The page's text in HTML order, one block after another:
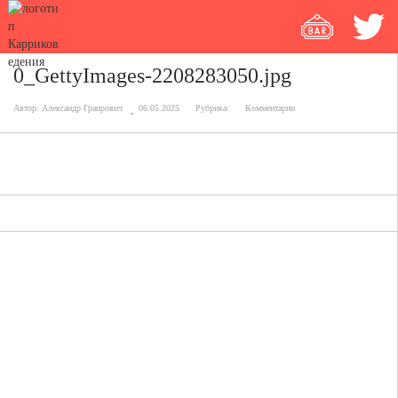
0_GettyImages-2208283050.jpg
Автор: Александр Граирович 06.05.2025 Рубрика: Комментарии